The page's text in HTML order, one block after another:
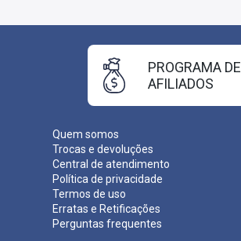
Quem somos
Trocas e devoluções
Central de atendimento
Política de privacidade
Termos de uso
Erratas e Retificações
Perguntas frequentes
PROGRAMA DE
AFILIADOS